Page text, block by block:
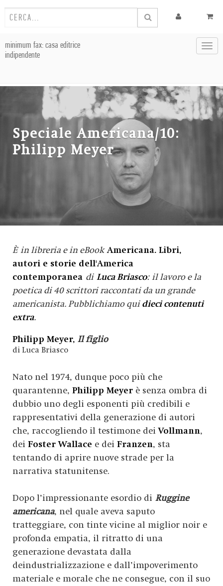
minimum fax: casa editrice
indipendente
Speciale Americana/10:
Philipp Meyer
È in libreria e in eBookAmericana. Libri,
autori e storie dell'America
contemporanea di Luca Briasco: il lavoro e la
poetica di 40 scrittori raccontati da un grande
americanista. Pubblichiamo quidieci contenuti
extra.
Philipp Meyer, Il figlio
di Luca Briasco
Nato nel 1974, dunque poco più che
quarantenne, Philipp Meyer è senza ombra di
dubbio uno degli esponenti più credibili e
rappresentativi della generazione di autori
che, raccogliendo il testimone deiVollmann,
dei Foster Wallace e dei Franzen, sta
tentando di aprire nuove strade per la
narrativa statunitense.
Dopo l’impressionante esordio di Ruggine
americana, nel quale aveva saputo
tratteggiare, con tinte vicine al miglior noir e
profonda empatia, il ritratto di una
generazione devastata dalla
deindustrializzazione e dall’impoverimento
materiale e morale che ne consegue, con il suo